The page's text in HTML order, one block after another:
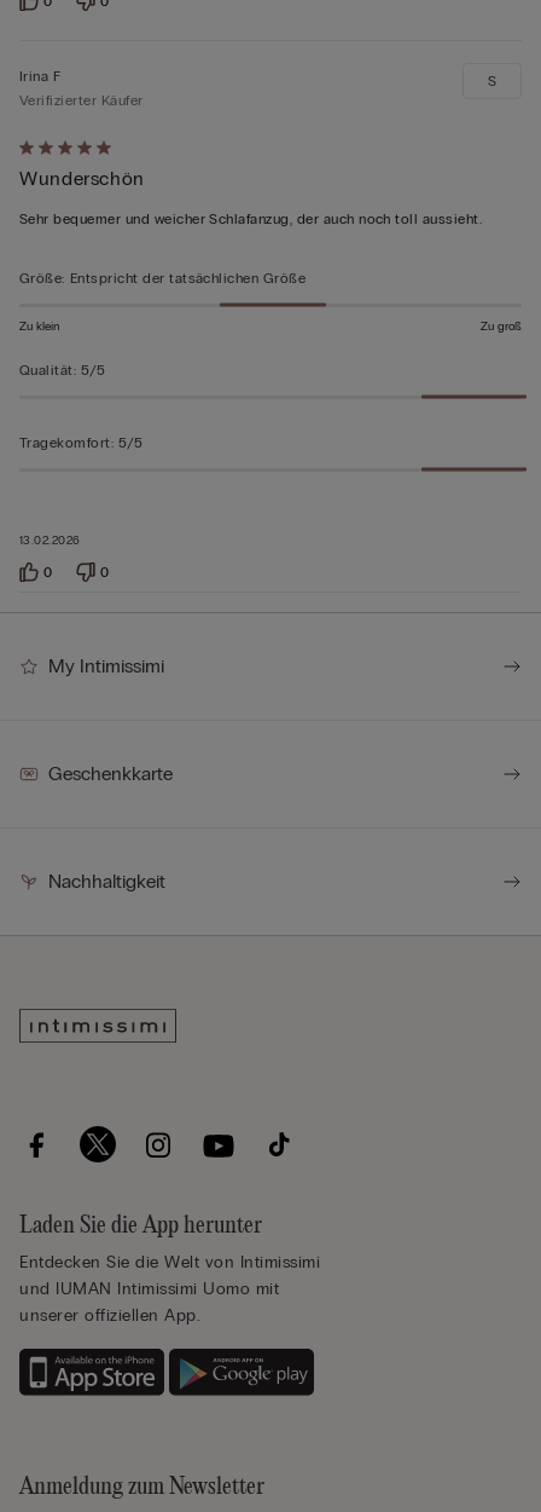
Mit
5
von
bewertet
13.02.2026
Irina F
Verifizierter Käufer
Wunderschön
Sehr bequemer und weicher Schlafanzug, der auch noch toll aussieht.
S
Größe: Entspricht der tatsächlichen Größe
Zu klein Zu groß
Qualität: 5/5
Tragekomfort: 5/5
0 0
My Intimissimi
Geschenkkarte
Nachhaltigkeit
Laden Sie die App herunter
Entdecken Sie die Welt von Intimissimi
und IUMAN Intimissimi Uomo mit
unserer offiziellen App.
Anmeldung zum Newsletter